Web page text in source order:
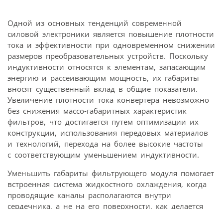
Одной из основных тенденций современной
силовой электроники является повышение плотности
тока и эффективности при одновременном снижении
размеров преобразовательных устройств. Поскольку
индуктивности относятся к элементам, запасающим
энергию и рассеивающим мощность, их габариты
вносят существенный вклад в общие показатели.
Увеличение плотности тока конвертера невозможно
без снижения массо-габаритных характеристик
фильтров, что достигается путем оптимизации их
конструкции, использования передовых материалов
и технологий, перехода на более высокие частоты
с соответствующим уменьшением индуктивности.
Уменьшить габариты фильтрующего модуля помогает
встроенная система жидкостного охлаждения, когда
проводящие каналы располагаются внутри
сердечника, а не на его поверхности, как делается